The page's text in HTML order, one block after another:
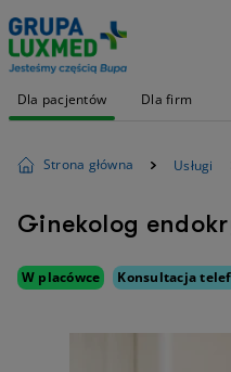
Dla pacjentów Dla firm
Strona główna Usługi
Ginekolog
W placówce Konsultacja